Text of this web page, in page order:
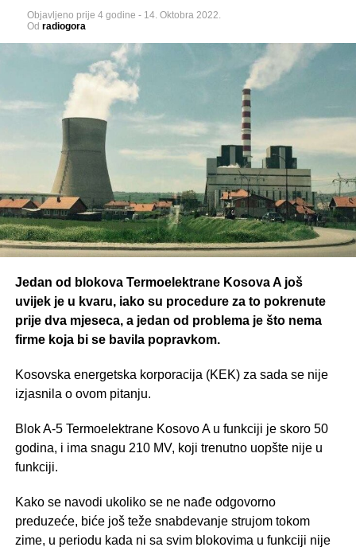
Objavljeno prije 4 godine - 14. Oktobra 2022.
Od radiogora
Jedan od blokova Termoelektrane Kosova A još
uvijek je u kvaru, iako su procedure za to pokrenute
prije dva mjeseca, a jedan od problema je što nema
firme koja bi se bavila popravkom.
Kosovska energetska korporacija (KEK) za sada se nije
izjasnila o ovom pitanju.
Blok A-5 Termoelektrane Kosovo A u funkciji je skoro 50
godina, i ima snagu 210 MV, koji trenutno uopšte nije u
funkciji.
Kako se navodi ukoliko se ne nađe odgovorno
preduzeće, biće još teže snabdevanje strujom tokom
zime, u periodu kada ni sa svim blokovima u funkciji nije